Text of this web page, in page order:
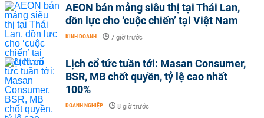
AEON bán mảng siêu thị tại Thái Lan,
dồn lực cho ‘cuộc chiến’ tại Việt Nam
KINH DOANH - 7 giờ trước
Lịch cổ tức tuần tới: Masan Consumer,
BSR, MB chốt quyền, tỷ lệ cao nhất
100%
DOANH NGHIỆP - 8 giờ trước